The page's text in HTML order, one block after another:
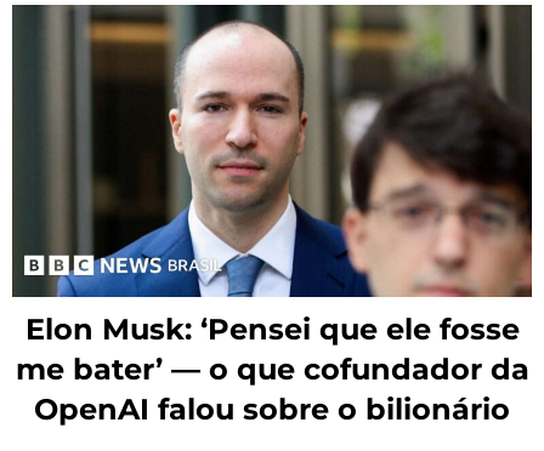
Elon Musk: ‘Pensei que ele fosse
me bater’ — o que cofundador da
OpenAI falou sobre o bilionário